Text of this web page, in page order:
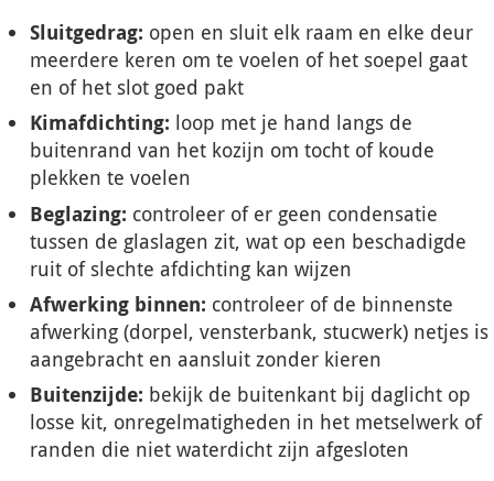
Sluitgedrag: open en sluit elk raam en elke deur
meerdere keren om te voelen of het soepel gaat
en of het slot goed pakt
Kimafdichting: loop met je hand langs de
buitenrand van het kozijn om tocht of koude
plekken te voelen
Beglazing: controleer of er geen condensatie
tussen de glaslagen zit, wat op een beschadigde
ruit of slechte afdichting kan wijzen
Afwerking binnen: controleer of de binnenste
afwerking (dorpel, vensterbank, stucwerk) netjes is
aangebracht en aansluit zonder kieren
Buitenzijde: bekijk de buitenkant bij daglicht op
losse kit, onregelmatigheden in het metselwerk of
randen die niet waterdicht zijn afgesloten